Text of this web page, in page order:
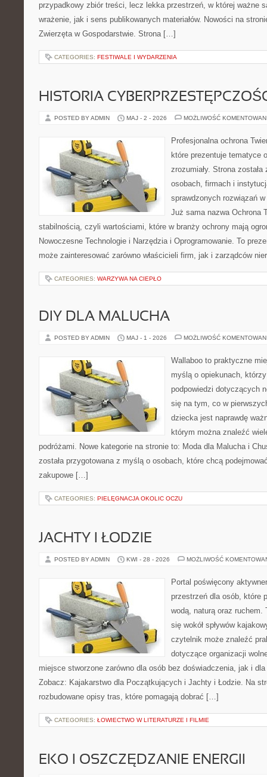
przypadkowy zbiór treści, lecz lekka przestrzeń, w której ważne
wrażenie, jak i sens publikowanych materiałów. Nowości na
Zwierzęta w Gospodarstwie. Strona […]
CATEGORIES: FESTIWALE I WYDARZENIA
HISTORIA
POSTED BY ADMIN MAJ - 2 - 2026 MOŻLIWOŚĆ
Profesjonalna ochrona
które prezentuje tematyce
zrozumiały. Strona
osobach, firmach i
sprawdzonych rozwiązań
Już sama nazwa Ochrona
stabilnością, czyli wartościami, które w branży ochrony mają
Nowoczesne Technologie i Narzędzia i Oprogramowanie. To
może zainteresować zarówno właścicieli firm, jak i zarządców
CATEGORIES: WARZYWA NA CIEPŁO
DIY DLA MALUCHA
POSTED BY ADMIN MAJ - 1 - 2026 MOŻLIWOŚĆ
Wallaboo to praktyczne
myślą o opiekunach,
podpowiedzi dotyczących
się na tym, co w
dziecka jest naprawdę
którym można znaleźć
podróżami. Nowe kategorie na stronie to: Moda dla Malucha i
została przygotowana z myślą o osobach, które chcą
zakupowe […]
CATEGORIES: PIELĘGNACJA OKOLIC OCZU
JACHTY I ŁODZIE
POSTED BY ADMIN KWI - 28 - 2026 MOŻLIWOŚĆ
Portal poświęcony
przestrzeń dla osób, które
wodą, naturą oraz ruchem.
się wokół spływów
czytelnik może znaleźć
dotyczące organizacji
miejsce stworzone zarówno dla osób bez doświadczenia, jak i
Zobacz: Kajakarstwo dla Początkujących i Jachty i Łodzie. Na
rozbudowane opisy tras, które pomagają dobrać […]
CATEGORIES: ŁOWIECTWO W LITERATURZE I FILMIE
EKO I OSZCZĘDZANIE ENERGII